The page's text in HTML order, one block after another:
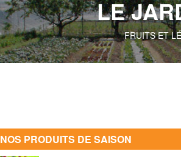
LE
FRUITS ET
NOS PRODUITS DE SAISON